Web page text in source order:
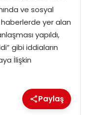
ve sosyal
yer alan
yapıldı,
gibi iddiaların
İlişkin
Paylaş